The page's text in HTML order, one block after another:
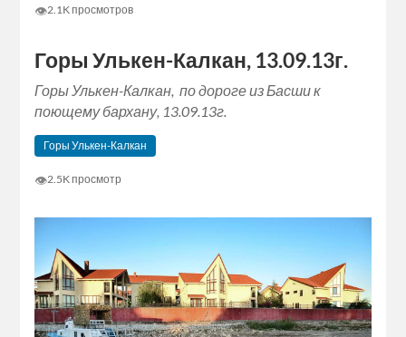
👁2.1K просмотров
Горы Улькен-Калкан, 13.09.13г.
Горы Улькен-Калкан, по дороге из Басши к
поющему бархану, 13.09.13г.
Горы Улькен-Калкан
👁2.5K просмотр